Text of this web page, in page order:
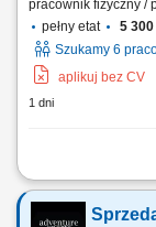
pracownik fizyczny /
pełny etat
5 300
Szukamy 6
aplikuj bez CV
1 dni
Prowadzenie
asortymentu oraz
terminów